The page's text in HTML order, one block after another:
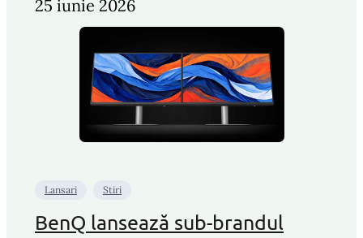
25 iunie 2026
Lansari Stiri
BenQ lansează sub-brandul